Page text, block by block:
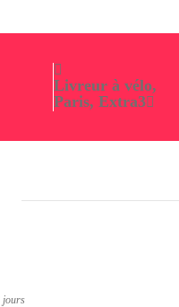
Livreur à vélo,
Paris, Extra3
jours